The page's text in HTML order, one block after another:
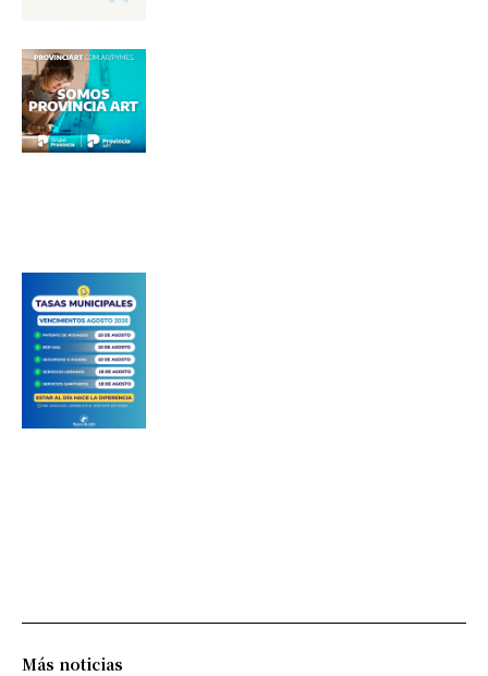
Más noticias